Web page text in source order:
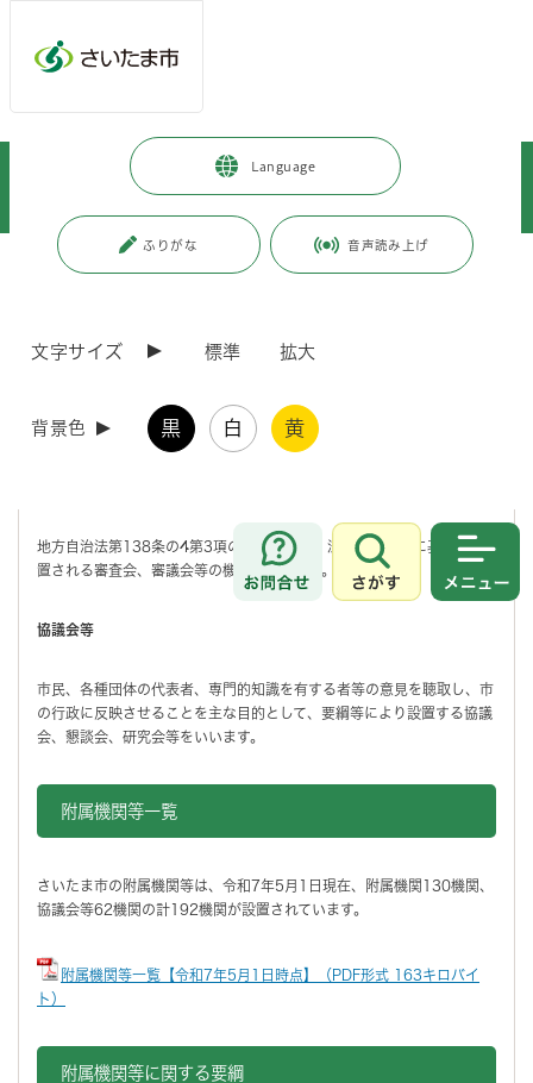
Language
ふりがな 音声読み上げ
文字サイズ 標準 拡大
背景色 黒 白 黄
お問合せ
さがす
市政情報 情報公開の総合的な推進
附属機関及び協議会等
>
更新日付：2025年10月2日 / ページ番号：C010654
市民や専門家の意見を市政に反映することを目的として、附属機関及び
協議会等（以下「附属機関等」といいます。）を設置しています。
地方自治法第138条の4第3項の規定により、法律又は条例に基づき設
置される審査会、審議会等の機関をいいます。
協議会等
市民、各種団体の代表者、専門的知識を有する者等の意見を聴取し、市
の行政に反映させることを主な目的として、要綱等により設置する協議
会、懇談会、研究会等をいいます。
附属機関等一覧
さいたま市の附属機関等は、令和7年5月1日現在、附属機関130機関、
協議会等62機関の計192機関が設置されています。
附属機関等一覧【令和7年5月1日時点】（PDF形式 163キロバイ
ト）
附属機関等に関する要綱